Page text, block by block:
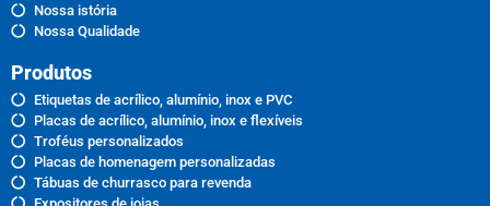
Nossa istória
Nossa Qualidade
Produtos
Etiquetas de acrílico, alumínio, inox e PVC
Placas de acrílico, alumínio, inox e flexíveis
Troféus personalizados
Placas de homenagem personalizadas
Tábuas de churrasco para revenda